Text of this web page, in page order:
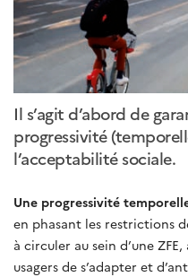
Il s’agit d’abord de
progressivité
l’acceptabilité sociale.
Une progressivité
en phasant les restrictions
à circuler au sein d’une
usagers de s’adapter et